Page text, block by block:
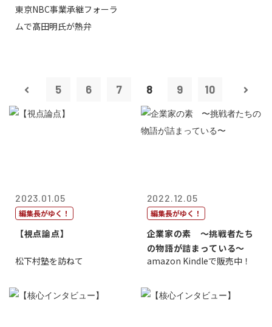
東京NBC事業承継フォーラ
ムで髙田明氏が熱弁
5 6 7 8 9 10
2023.01.05
編集長がゆく！
【視点論点】
松下村塾を訪ねて
2022.12.05
編集長がゆく！
企業家の素 〜挑戦者たち
の物語が詰まっている〜
amazon Kindleで販売中！